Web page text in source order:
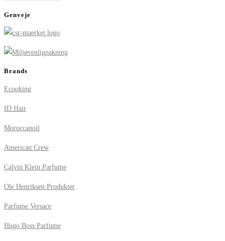
Genveje
Brands
Ecooking
ID Hair
Moroccanoil
American Crew
Calvin Klein Parfume
Ole Henriksen Produkter
Parfume Versace
Hugo Boss Parfume